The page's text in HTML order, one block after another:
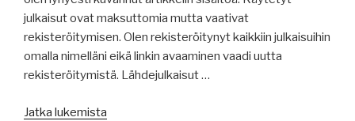
julkaisut ovat maksuttomia mutta vaativat
rekisteröitymisen. Olen rekisteröitynyt kaikkiin julkaisuihin
omalla nimelläni eikä linkin avaaminen vaadi uutta
rekisteröitymistä. Lähdejulkaisut …
Jatka lukemista